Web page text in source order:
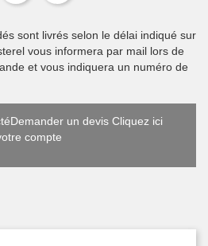
sont livrés selon le délai indiqué sur
vous informera par mail lors de
et vous indiquera un numéro de
un devis Cliquez ici
compte